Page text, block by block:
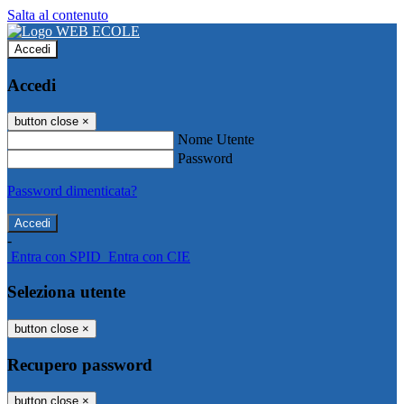
Salta al contenuto
Accedi
Accedi
button close ×
Nome Utente
Password
Password dimenticata?
-
Entra con SPID Entra con CIE
Seleziona utente
button close ×
Recupero password
button close ×